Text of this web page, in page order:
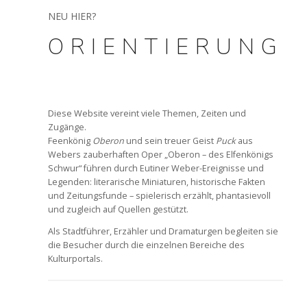
NEU HIER?
ORIENTIERUNG
Diese Website vereint viele Themen, Zeiten und
Zugänge.
Feenkönig Oberon und sein treuer Geist Puckaus
Webers zauberhaften Oper „Oberon – des Elfenkönigs
Schwur“ führen durch Eutiner Weber-Ereignisse und
Legenden: literarische Miniaturen, historische Fakten
und Zeitungsfunde – spielerisch erzählt, phantasievoll
und zugleich auf Quellen gestützt.
Als Stadtführer, Erzähler und Dramaturgen begleiten sie
die Besucher durch die einzelnen Bereiche des
Kulturportals.